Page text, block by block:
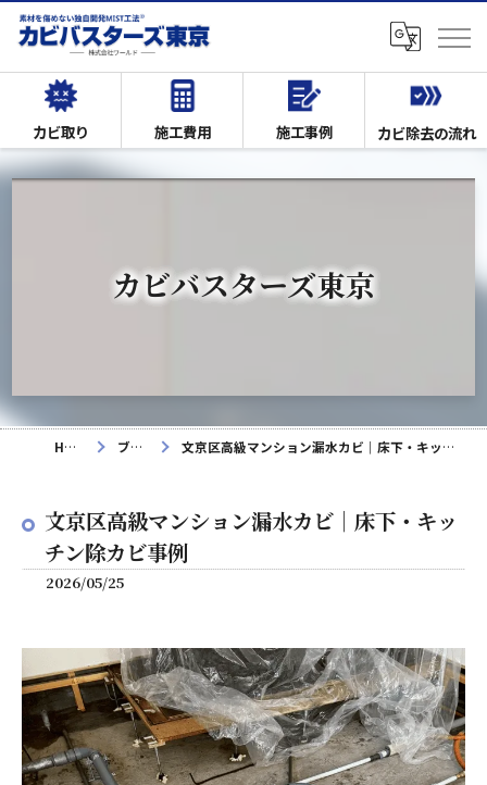
カビ取り 施工費用 施工事例 カビ除去の流れ
カビバスターズ東京
HOME ブログ 文京区高級マンション漏水カビ｜床下・キッチン除カビ事例
文京区高級マンション漏水カビ｜床下・キッ
チン除カビ事例
2026/05/25